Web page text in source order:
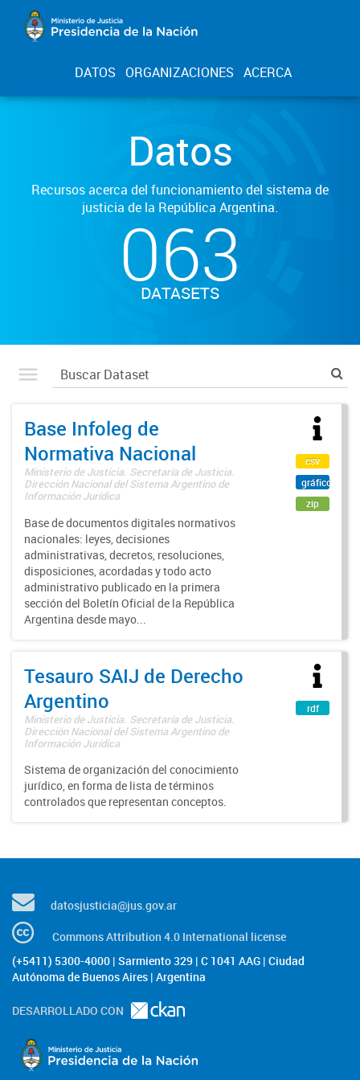
DATOS ORGANIZACIONES ACERCA
Datos
Recursos acerca del funcionamiento del sistema de
justicia de la República Argentina.
063
DATASETS
Base Infoleg de
Normativa Nacional
Ministerio de Justicia. Secretaría de Justicia.
Dirección Nacional del Sistema Argentino de
Información Jurídica
Base de documentos digitales normativos
nacionales: leyes, decisiones
administrativas, decretos, resoluciones,
disposiciones, acordadas y todo acto
administrativo publicado en la primera
sección del Boletín Oficial de la República
Argentina desde mayo...
csv
gráfico
zip
Tesauro SAIJ de Derecho
Argentino
Ministerio de Justicia. Secretaría de Justicia.
Dirección Nacional del Sistema Argentino de
Información Jurídica
Sistema de organización del conocimiento
jurídico, en forma de lista de términos
controlados que representan conceptos.
rdf
datosjusticia@jus.gov.ar
Commons Attribution 4.0 International license
(+5411) 5300-4000 | Sarmiento 329 | C 1041 AAG | Ciudad
Autónoma de Buenos Aires | Argentina
DESARROLLADO CON